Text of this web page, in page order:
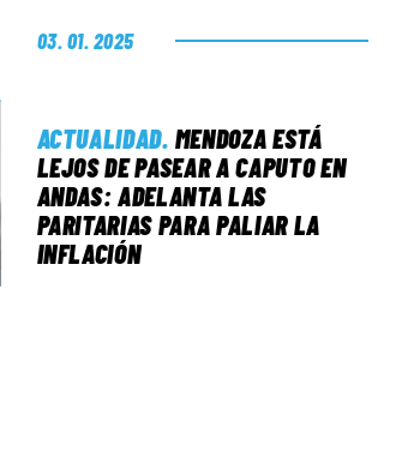
03. 01. 2025
ACTUALIDAD. MENDOZA ESTÁ
LEJOS DE PASEAR A CAPUTO EN
ANDAS: ADELANTA LAS
PARITARIAS PARA PALIAR LA
INFLACIÓN